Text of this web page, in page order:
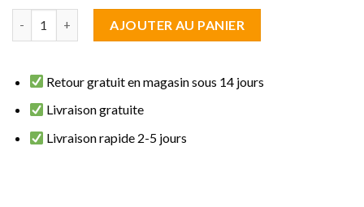
AJOUTER AU PANIER
Retour gratuit en magasin sous 14 jours
Livraison gratuite
Livraison rapide 2-5 jours